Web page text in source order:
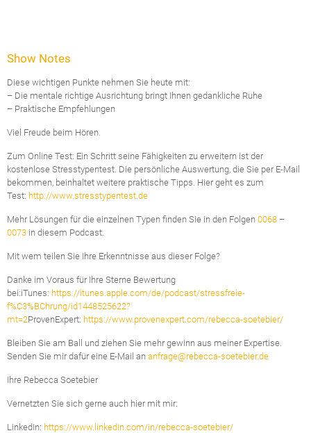
Show Notes
Diese wichtigen Punkte nehmen Sie heute mit:
– Die mentale richtige Ausrichtung bringt Ihnen gedankliche Ruhe
– Praktische Empfehlungen
Viel Freude beim Hören.
Zum Online Test: Ein Schritt seine Fähigkeiten zu erweitern ist der
kostenlose Stresstypentest. Die persönliche Auswertung, die Sie per E-Mail
bekommen, beinhaltet weitere praktische Tipps. Hier geht es zum
Test: http://www.stresstypentest.de
Mehr Lösungen für die einzelnen Typen finden Sie in den Folgen 0068 –
0073 in diesem Podcast.
Mit wem teilen Sie Ihre Erkenntnisse aus dieser Folge?
Danke im Voraus für Ihre Sterne Bewertung
bei:iTunes: https://itunes.apple.com/de/podcast/stressfreie-
f%C3%BChrung/id1448525622?
mt=2ProvenExpert: https://www.provenexpert.com/rebecca-soetebier/
Bleiben Sie am Ball und ziehen Sie mehr gewinn aus meiner Expertise.
Senden Sie mir dafür eine E-Mail an anfrage@rebecca-soetebier.de
Ihre Rebecca Soetebier
Vernetzten Sie sich gerne auch hier mit mir:
LinkedIn: https://www.linkedin.com/in/rebecca-soetebier/